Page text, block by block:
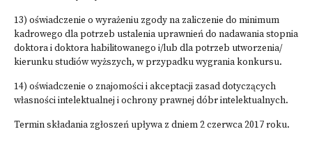
13) oświadczenie o wyrażeniu zgody na zaliczenie do minimum
kadrowego dla potrzeb ustalenia uprawnień do nadawania stopnia
doktora i doktora habilitowanego i/lub dla potrzeb utworzenia/
kierunku studiów wyższych, w przypadku wygrania konkursu.
14) oświadczenie o znajomości i akceptacji zasad dotyczących
własności intelektualnej i ochrony prawnej dóbr intelektualnych.
Termin składania zgłoszeń upływa z dniem 2 czerwca 2017 roku.